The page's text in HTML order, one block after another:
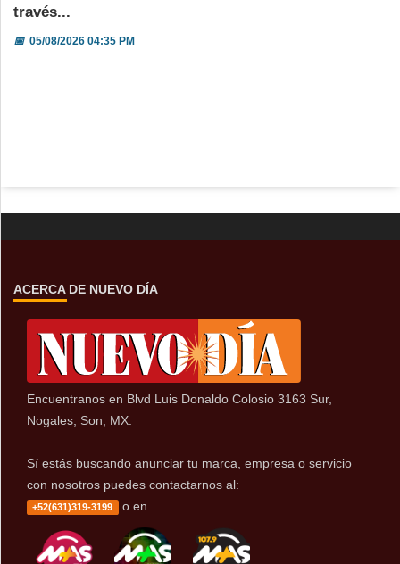
través...
📅05/08/2026 04:35 PM
ACERCA DE NUEVO DÍA
Encuentranos en Blvd Luis Donaldo Colosio 3163 Sur,
Nogales, Son, MX.
Sí estás buscando anunciar tu marca, empresa o servicio
con nosotros puedes contactarnos al:
+52(631)319-3199 o en